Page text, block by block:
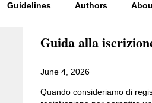
Guidelines Authors
Guida alla
June 4, 2026
Quando consideriamo di